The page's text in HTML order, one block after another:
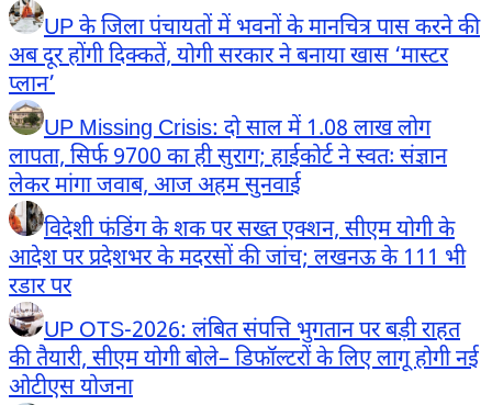
UP के जिला पंचायतों में भवनों के मानचित्र पास करने की
अब दूर होंगी दिक्कतें, योगी सरकार ने बनाया खास ‘मास्टर
प्लान’
UP Missing Crisis: दो साल में 1.08 लाख लोग
लापता, सिर्फ 9700 का ही सुराग; हाईकोर्ट ने स्वतः संज्ञान
लेकर मांगा जवाब, आज अहम सुनवाई
विदेशी फंडिंग के शक पर सख्त एक्शन, सीएम योगी के
आदेश पर प्रदेशभर के मदरसों की जांच; लखनऊ के 111 भी
रडार पर
UP OTS-2026: लंबित संपत्ति भुगतान पर बड़ी राहत
की तैयारी, सीएम योगी बोले– डिफॉल्टरों के लिए लागू होगी नई
ओटीएस योजना